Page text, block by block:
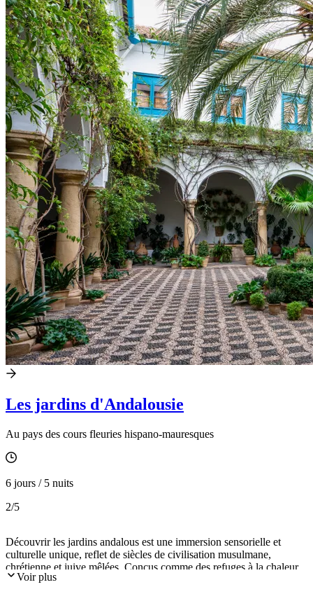
Les jardins d'Andalousie
Au pays des cours fleuries hispano-mauresques
6 jours / 5 nuits
2/5
Découvrir les jardins andalous est une immersion sensorielle et
culturelle unique, reflet de siècles de civilisation musulmane,
chrétienne et juive mêlées. Conçus comme des refuges à la chaleur,
où l'eau et les plantes odorantes sont omniprésentes, découvrez les
Voir plus